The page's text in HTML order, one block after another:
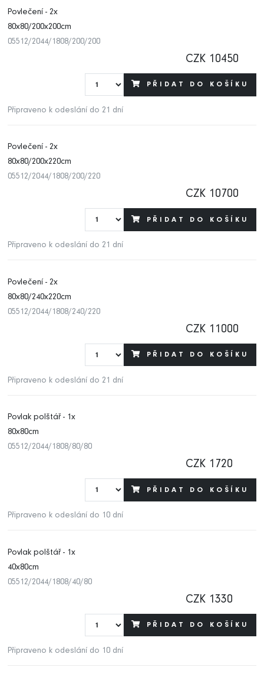
Povlečení - 2x
80x80/200x200cm
05512/2044/1808/200/200
CZK 10450
PŘIDAT DO KOŠÍKU
Připraveno k odeslání do 21 dní
Povlečení - 2x
80x80/200x220cm
05512/2044/1808/200/220
CZK 10700
PŘIDAT DO KOŠÍKU
Připraveno k odeslání do 21 dní
Povlečení - 2x
80x80/240x220cm
05512/2044/1808/240/220
CZK 11000
PŘIDAT DO KOŠÍKU
Připraveno k odeslání do 21 dní
Povlak polštář - 1x
80x80cm
05512/2044/1808/80/80
CZK 1720
PŘIDAT DO KOŠÍKU
Připraveno k odeslání do 10 dní
Povlak polštář - 1x
40x80cm
05512/2044/1808/40/80
CZK 1330
PŘIDAT DO KOŠÍKU
Připraveno k odeslání do 10 dní